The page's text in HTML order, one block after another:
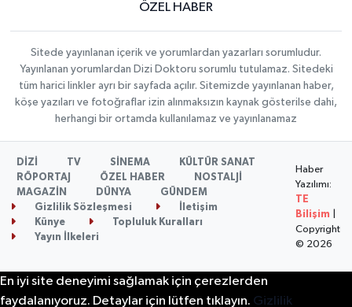
ÖZEL HABER
Sitede yayınlanan içerik ve yorumlardan yazarları sorumludur.
Yayınlanan yorumlardan Dizi Doktoru sorumlu tutulamaz. Sitedeki
tüm harici linkler ayrı bir sayfada açılır. Sitemizde yayınlanan haber,
köşe yazıları ve fotoğraflar izin alınmaksızın kaynak gösterilse dahi,
herhangi bir ortamda kullanılamaz ve yayınlanamaz
DİZİ TV SİNEMA
KÜLTÜR SANAT
RÖPORTAJ
ÖZEL HABER
NOSTALJİ
MAGAZİN
DÜNYA
GÜNDEM
Gizlilik Sözleşmesi
İletişim
Künye
Topluluk Kuralları
Yayın İlkeleri
Haber
Yazılımı:
TE
Bilişim
Copyright
© 2026
En iyi site deneyimi sağlamak için çerezlerden
faydalanıyoruz. Detaylar için lütfen tıklayın. Gizlilik